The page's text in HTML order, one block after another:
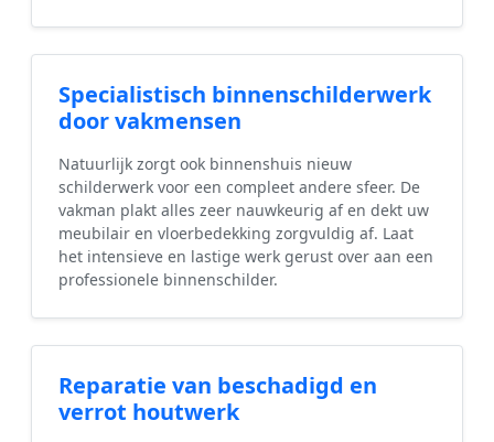
Specialistisch binnenschilderwerk
door vakmensen
Natuurlijk zorgt ook binnenshuis nieuw
schilderwerk voor een compleet andere sfeer. De
vakman plakt alles zeer nauwkeurig af en dekt uw
meubilair en vloerbedekking zorgvuldig af. Laat
het intensieve en lastige werk gerust over aan een
professionele binnenschilder.
Reparatie van beschadigd en
verrot houtwerk